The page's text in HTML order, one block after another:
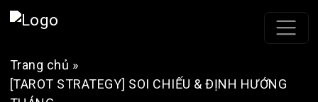
Trang chủ »
[TAROT STRATEGY] SOI CHIẾU & ĐỊNH HƯỚNG